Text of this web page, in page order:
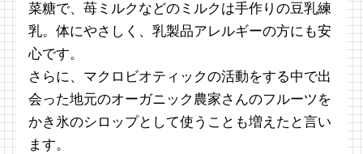
菜糖で、苺ミルクなどのミルクは手作りの豆乳練
乳。体にやさしく、乳製品アレルギーの方にも安
心です。
さらに、マクロビオティックの活動をする中で出
会った地元のオーガニック農家さんのフルーツを
かき氷のシロップとして使うことも増えたと言い
ます。